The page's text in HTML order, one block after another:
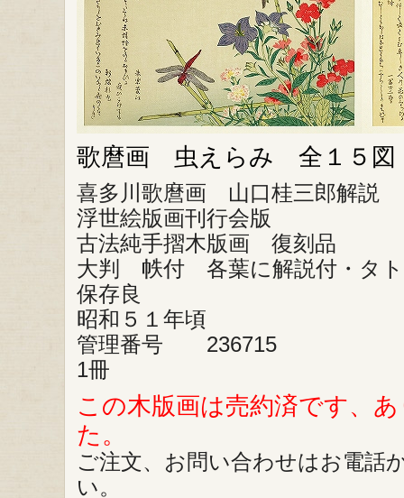
歌麿画 虫えらみ 全１５図
喜多川歌麿画 山口桂三郎解説
浮世絵版画刊行会版
古法純手摺木版画 復刻品
大判 帙付 各葉に解説付・タ
保存良
昭和５１年頃
管理番号 236715
1冊
この木版画は売約済です、
た。
ご注文、お問い合わせはお電話
い。